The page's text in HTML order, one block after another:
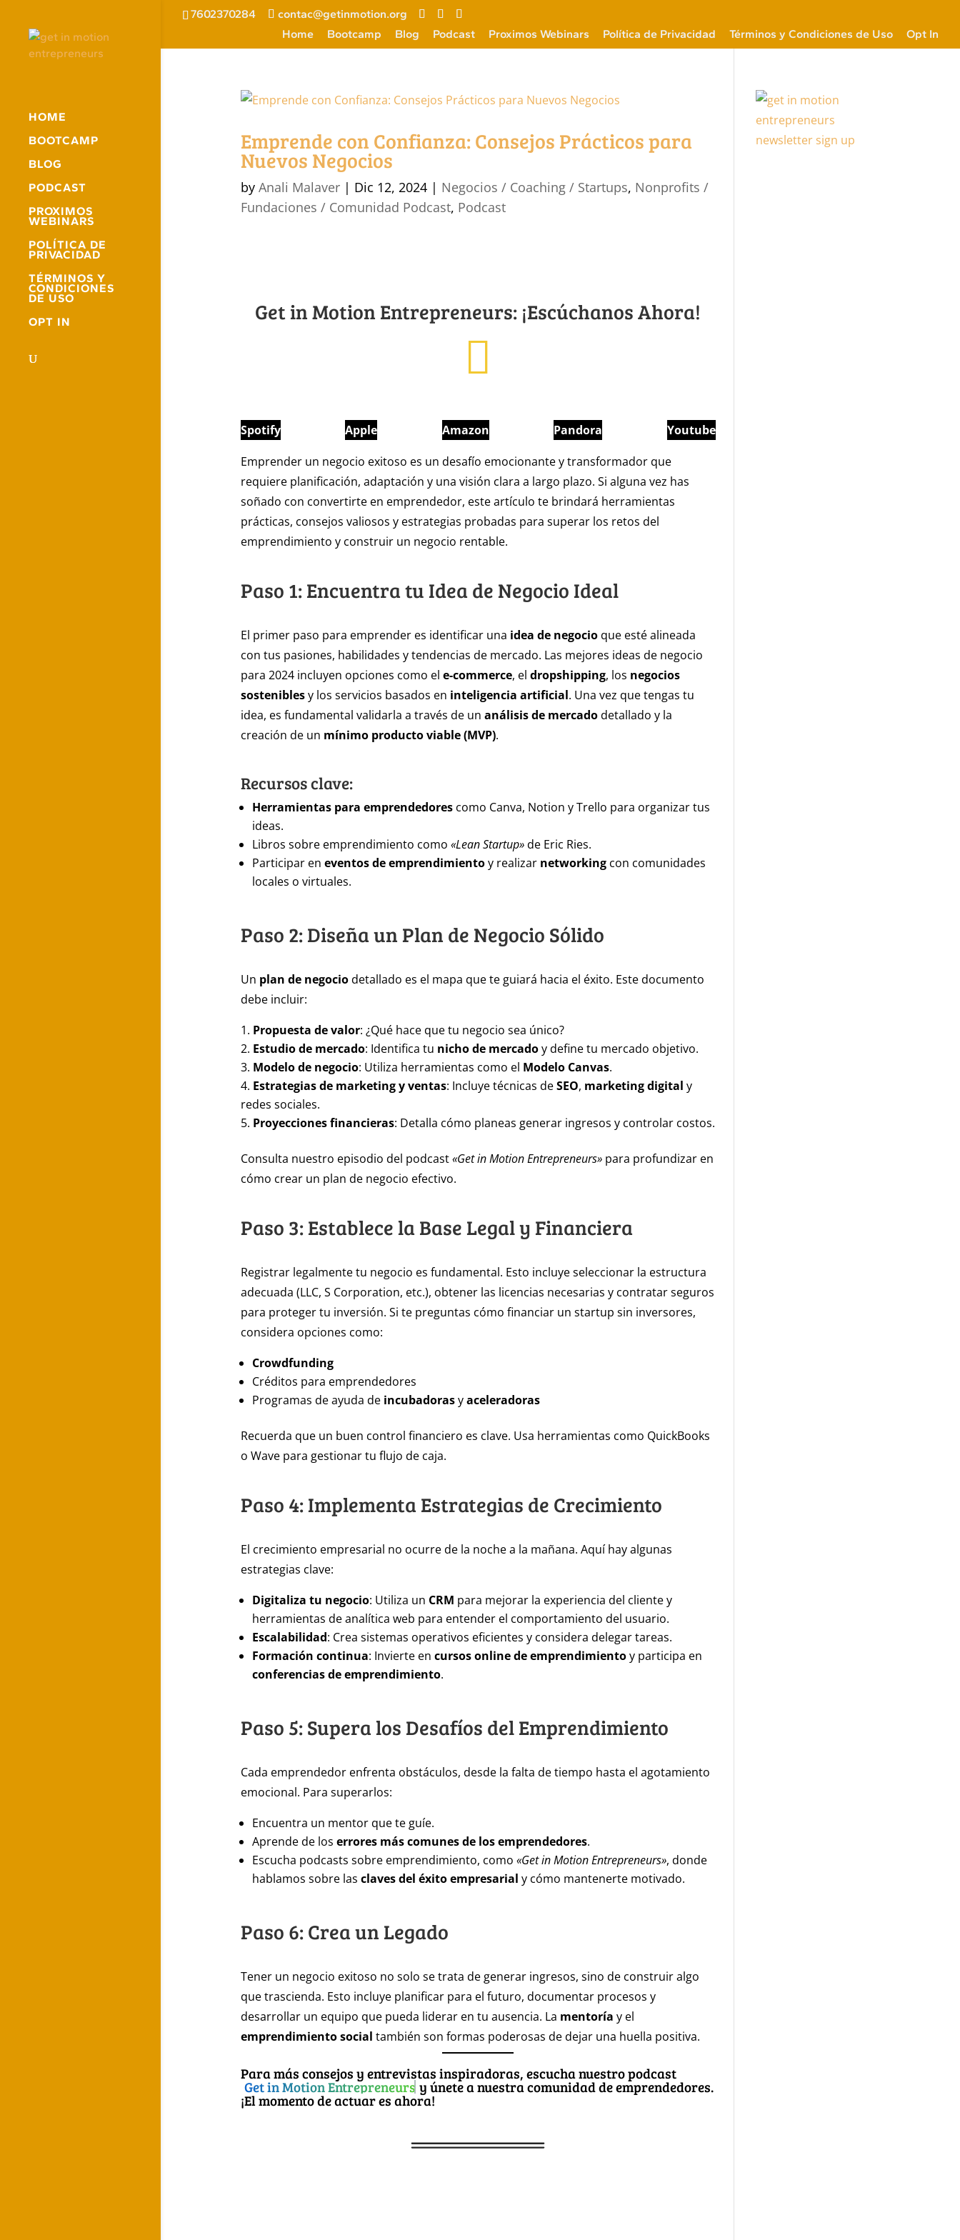
7602370284
contac@getinmotion.org
Home
Bootcamp Blog Podcast Proximos Webinars Política de Privacidad Términos y Condiciones de Uso Opt In
HOME
BOOTCAMP
BLOG
PODCAST
PROXIMOS
WEBINARS
POLÍTICA DE
PRIVACIDAD
TÉRMINOS Y
CONDICIONES
DE USO
OPT IN
Emprende con Confianza: Consejos Prácticos para
Nuevos Negocios
by Anali Malaver| Dic 12, 2024| Negocios / Coaching / Startups, Nonprofits /
Fundaciones / Comunidad Podcast, Podcast
Get in Motion Entrepreneurs: ¡Escúchanos Ahora!
Spotify Apple Amazon Pandora
Youtube
Emprender un negocio exitoso es un desafío emocionante y transformador que
requiere planificación, adaptación y una visión clara a largo plazo. Si alguna vez has
soñado con convertirte en emprendedor, este artículo te brindará herramientas
prácticas, consejos valiosos y estrategias probadas para superar los retos del
emprendimiento y construir un negocio rentable.
Paso 1: Encuentra tu Idea de Negocio Ideal
El primer paso para emprender es identificar una idea de negocioque esté alineada
con tus pasiones, habilidades y tendencias de mercado. Las mejores ideas de negocio
para 2024 incluyen opciones como el e-commerce, el dropshipping, los negocios
sosteniblesy los servicios basados en inteligencia artificial. Una vez que tengas tu
idea, es fundamental validarla a través de un análisis de mercadodetallado y la
creación de un mínimo producto viable (MVP).
Recursos clave:
Herramientas para emprendedorescomo Canva, Notion y Trello para organizar tus
ideas.
Libros sobre emprendimiento como «Lean Startup»de Eric Ries.
Participar en eventos de emprendimientoy realizar networkingcon comunidades
locales o virtuales.
Paso 2: Diseña un Plan de Negocio Sólido
Un plan de negociodetallado es el mapa que te guiará hacia el éxito. Este documento
debe incluir:
Propuesta de valor: ¿Qué hace que tu negocio sea único?
Estudio de mercado: Identifica tu nicho de mercadoy define tu mercado objetivo.
Modelo de negocio: Utiliza herramientas como el Modelo Canvas.
Estrategias de marketing y ventas: Incluye técnicas deSEO, marketing digital y
redes sociales.
Proyecciones financieras: Detalla cómo planeas generar ingresos y controlar costos.
Consulta nuestro episodio del podcast«Get in Motion Entrepreneurs»para profundizar en
cómo crear un plan de negocio efectivo.
Paso 3: Establece la Base Legal y Financiera
Registrar legalmente tu negocio es fundamental. Esto incluye seleccionar la estructura
adecuada (LLC, S Corporation, etc.), obtener las licencias necesarias y contratar seguros
para proteger tu inversión. Si te preguntas cómo financiar un startup sin inversores,
considera opciones como:
Crowdfunding
Créditos para emprendedores
Programas de ayuda de incubadorasyaceleradoras
Recuerda que un buen control financiero es clave. Usa herramientas como QuickBooks
o Wave para gestionar tu flujo de caja.
Paso 4: Implementa Estrategias de Crecimiento
El crecimiento empresarial no ocurre de la noche a la mañana. Aquí hay algunas
estrategias clave:
Digitaliza tu negocio: Utiliza un CRM para mejorar la experiencia del cliente y
herramientas de analítica web para entender el comportamiento del usuario.
Escalabilidad: Crea sistemas operativos eficientes y considera delegar tareas.
Formación continua: Invierte en cursos online de emprendimientoy participa en
conferencias de emprendimiento.
Paso 5: Supera los Desafíos del Emprendimiento
Cada emprendedor enfrenta obstáculos, desde la falta de tiempo hasta el agotamiento
emocional. Para superarlos:
Encuentra un mentor que te guíe.
Aprende de los errores más comunes de los emprendedores.
Escucha podcasts sobre emprendimiento, como «Get in Motion Entrepreneurs», donde
hablamos sobre las claves del éxito empresarial y cómo mantenerte motivado.
Paso 6: Crea un Legado
Tener un negocio exitoso no solo se trata de generar ingresos, sino de construir algo
que trascienda. Esto incluye planificar para el futuro, documentar procesos y
desarrollar un equipo que pueda liderar en tu ausencia. La mentoría y el
emprendimiento social también son formas poderosas de dejar una huella positiva.
Para más consejos y entrevistas inspiradoras, escucha nuestro podcast
Get in Motion Entrepreneurs y únete a nuestra comunidad de emprendedores.
¡El momento de actuar es ahora!